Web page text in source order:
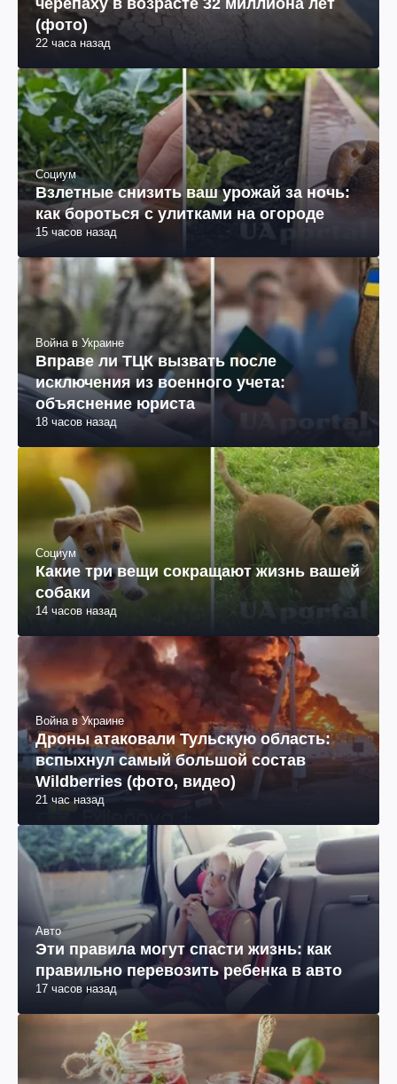
черепаху в возрасте 32 миллиона лет
(фото)
22 часа назад
Социум
Взлетные снизить ваш урожай за ночь:
как бороться с улитками на огороде
15 часов назад
Война в Украине
Вправе ли ТЦК вызвать после
исключения из военного учета:
объяснение юриста
18 часов назад
Социум
Какие три вещи сокращают жизнь вашей
собаки
14 часов назад
Война в Украине
Дроны атаковали Тульскую область:
вспыхнул самый большой состав
Wildberries (фото, видео)
21 час назад
Авто
Эти правила могут спасти жизнь: как
правильно перевозить ребенка в авто
17 часов назад